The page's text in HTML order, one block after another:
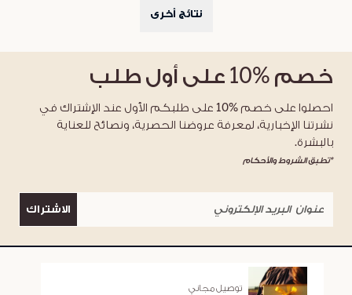
نتائج أخرى
خصم %10 على أول طلب
احصلوا على خصم %10 على طلبكم الأول عند الإشتراك في
نشرتنا الإخبارية، لمعرفة عروضنا الحصرية، ونصائح للعناية
بالبشرة.
*تطبق الشروط والأحكام
الاشتراك
توصيل مجاني